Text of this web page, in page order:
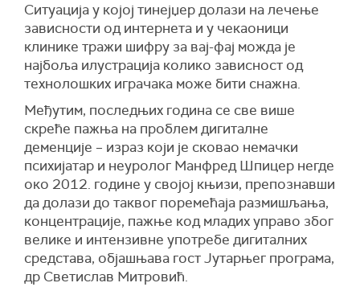
Ситуација у којој тинејџер долази на лечење
зависности од интернета и у чекаоници
клинике тражи шифру за вај-фај можда је
најбоља илустрација колико зависност од
технолошких играчака може бити снажна.
Међутим, последњих година се све више
скреће пажња на проблем дигиталне
деменције – израз који је сковао немачки
психијатар и неуролог Манфред Шпицер негде
око 2012. године у својој књизи, препознавши
да долази до таквог поремећаја размишљања,
концентрације, пажње код младих управо због
велике и интензивне употребе дигиталних
средстава, објашњава гост Јутарњег програма,
др Светислав Митровић.